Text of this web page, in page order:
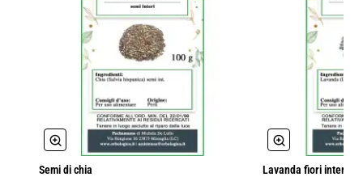
Semi di chia
Lavanda fiori interi